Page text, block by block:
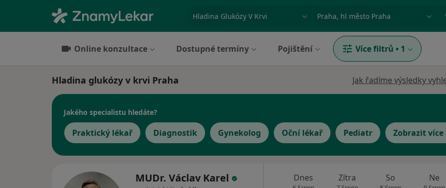
specializace, nemoc nebo příjmení Město nebo region
Online konzultace Dostupné termíny Pojištění Více filtrů • 1
Hladina glukózy v krvi Praha Jak řadíme výsledky
Jakého specialistu hledáte?
Praktický lékař Diagnostik Gynekolog Oční lékař Pediatr Zobrazit více
MUDr. Václav Karel Dnes Zítra So Ne